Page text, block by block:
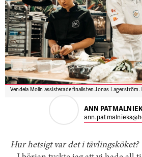
Vendela Molin assisterade finalisten Jonas Lagerström.
ANN
Hur hetsigt var det i tävlingsköket?